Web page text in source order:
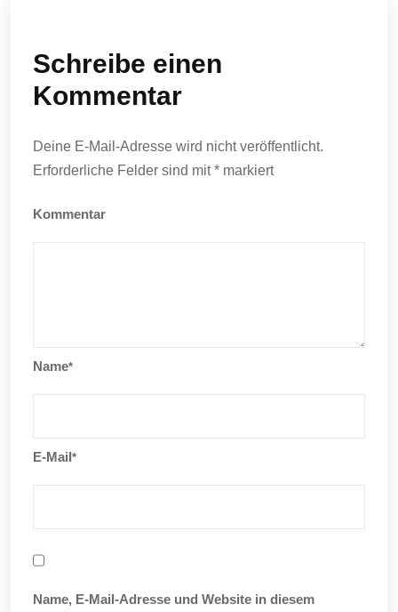
Schreibe einen
Kommentar
Deine E-Mail-Adresse wird nicht veröffentlicht.
Erforderliche Felder sind mit* markiert
Kommentar
Name*
E-Mail*
Name, E-Mail-Adresse und Website in diesem